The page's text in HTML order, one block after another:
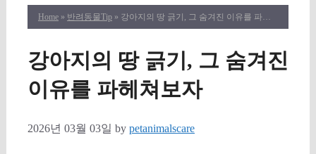
Home » 반려동물Tip » 강아지의 땅 긁기, 그 숨겨진 이유를 파헤쳐보자
강아지의 땅 긁기, 그 숨겨진
이유를 파헤쳐보자
2026년 03월 03일 by petanimalscare